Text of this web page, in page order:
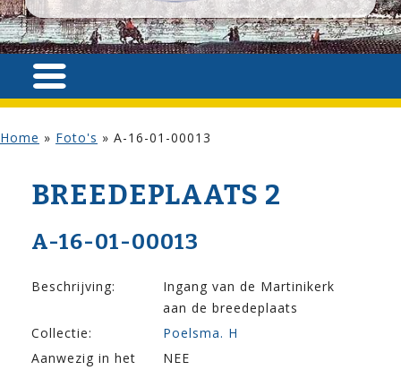
Home » Foto's » A-16-01-00013
BREEDEPLAATS 2
A-16-01-00013
Beschrijving:
Ingang van de Martinikerk
aan de breedeplaats
Collectie:
Poelsma. H
Aanwezig in het
NEE